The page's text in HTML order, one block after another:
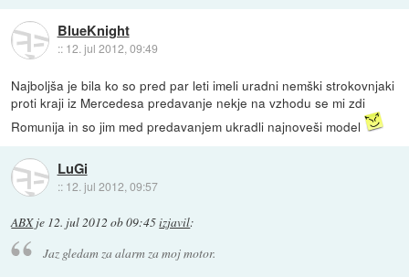
BlueKnight
:: 12. jul 2012, 09:49
Najboljša je bila ko so pred par leti imeli uradni nemški strokovnjaki
proti kraji iz Mercedesa predavanje nekje na vzhodu se mi zdi
Romunija in so jim med predavanjem ukradli najnoveši model
LuGi
:: 12. jul 2012, 09:57
ABXje 12. jul 2012 ob 09:45izjavil:
Jaz gledam za alarm za moj motor.